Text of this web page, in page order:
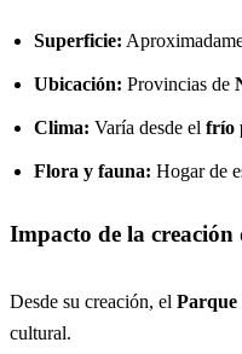
Superficie:
Ubicación: Provincias de
Clima: Varía desde el frío
Flora y fauna: Hogar de
Impacto de la creación
Desde su creación, el Parque
cultural.